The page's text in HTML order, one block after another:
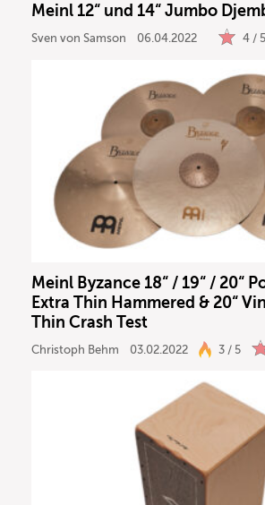
Meinl 12“ und 14“ Jumbo
Sven von Samson 06.04.2022 4 / 5
Meinl Byzance 18“ / 19“ / 20“
Extra Thin Hammered & 20“
Thin Crash Test
Christoph Behm 03.02.2022 3 / 5